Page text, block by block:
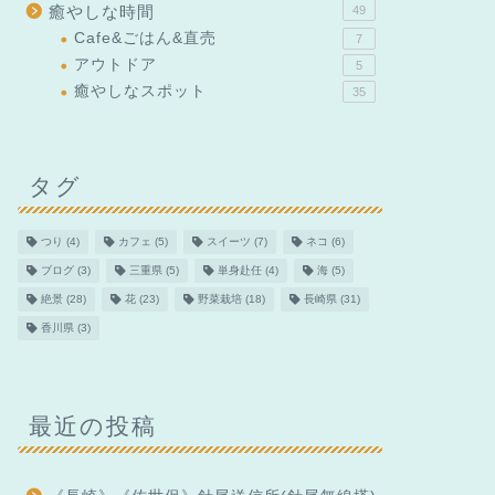
癒やしな時間 49
Cafe&ごはん&直売 7
アウトドア 5
癒やしなスポット 35
タグ
つり (4) カフェ (5) スイーツ (7) ネコ (6)
ブログ(3) 三重県 (5) 単身赴任(4) 海(5)
絶景(28) 花(23) 野菜栽培(18) 長崎県 (31)
香川県 (3)
最近の投稿